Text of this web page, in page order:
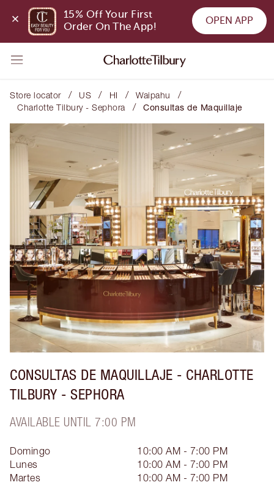
15% Off Your First
Order On The App!
OPEN APP
Store locator / US / HI / Waipahu /
Charlotte Tilbury - Sephora / Consultas de Maquillaje
CONSULTAS DE MAQUILLAJE - CHARLOTTE
TILBURY - SEPHORA
AVAILABLE UNTIL 7:00 PM
Domingo
10:00 AM - 7:00 PM
Lunes
10:00 AM - 7:00 PM
Martes
10:00 AM - 7:00 PM